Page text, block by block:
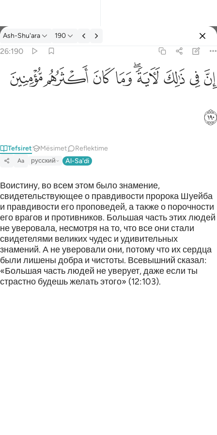
Tefsir: Ash-Shu'ara 26:190
Ash-Shu'ara 190
26:190
ان في ذالك لاية وما كان اكثرهم مومنين ١٩٠
إِنَّ فِى ذَٰلِكَ لَـَٔايَةًۭ ۖ وَمَا كَانَ أَكْثَرُهُم مُّؤْمِنِينَ ١٩٠
ﱳﱴﱵﱶﱷﱸﱹﱺﱻ
ﱼ
Tefsiret Mësimet Reflektime
Aa русский Al-Sa'di
Воистину, во всем этом было знамение,
свидетельствующее о правдивости пророка Шуейба
и правдивости его проповедей, а также о порочности
его врагов и противников. Большая часть этих людей
не уверовала, несмотря на то, что все они стали
свидетелями великих чудес и удивительных
знамений. А не уверовали они, потому что их сердца
были лишены добра и чистоты. Всевышний сказал:
«Большая часть людей не уверует, даже если ты
страстно будешь желать этого» (12:103).